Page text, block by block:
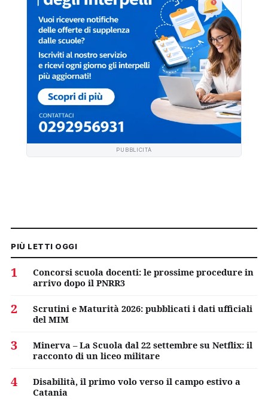
PUBBLICITÀ
PIÙ LETTI OGGI
1
Concorsi scuola docenti: le prossime procedure in
arrivo dopo il PNRR3
2
Scrutini e Maturità 2026: pubblicati i dati ufficiali
del MIM
3
Minerva – La Scuola dal 22 settembre su Netflix: il
racconto di un liceo militare
4
Disabilità, il primo volo verso il campo estivo a
Catania